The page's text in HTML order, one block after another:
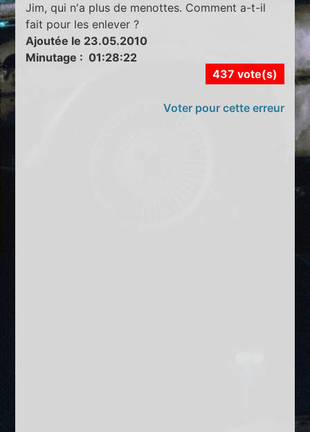
Jim, qui n'a plus de menottes. Comment a-t-il
fait pour les enlever ?
Ajoutée le 23.05.2010
Minutage : 01:28:22
437 vote(s)
Voter pour cette erreur